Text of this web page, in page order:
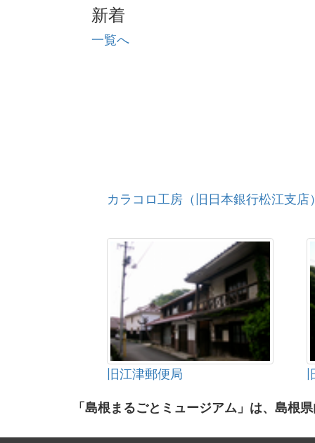
新着
一覧へ
カラコロ工房（旧日本銀行松江支店
旧江津郵便局
「島根まるごとミュージアム」は、島根